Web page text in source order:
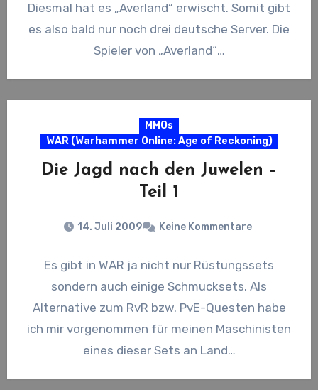
Diesmal hat es „Averland“ erwischt. Somit gibt
es also bald nur noch drei deutsche Server. Die
Spieler von „Averland“…
MMOs
WAR (Warhammer Online: Age of Reckoning)
Die Jagd nach den Juwelen –
Teil 1
14. Juli 2009 Keine Kommentare
Es gibt in WAR ja nicht nur Rüstungssets
sondern auch einige Schmucksets. Als
Alternative zum RvR bzw. PvE-Questen habe
ich mir vorgenommen für meinen Maschinisten
eines dieser Sets an Land…